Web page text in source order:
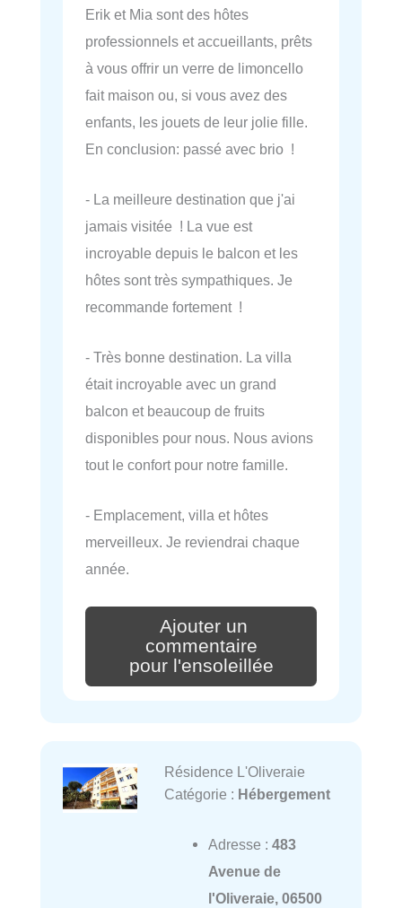
Erik et Mia sont des hôtes
professionnels et accueillants, prêts
à vous offrir un verre de limoncello
fait maison ou, si vous avez des
enfants, les jouets de leur jolie fille.
En conclusion: passé avec brio !
- La meilleure destination que j'ai
jamais visitée ! La vue est
incroyable depuis le balcon et les
hôtes sont très sympathiques. Je
recommande fortement !
- Très bonne destination. La villa
était incroyable avec un grand
balcon et beaucoup de fruits
disponibles pour nous. Nous avions
tout le confort pour notre famille.
- Emplacement, villa et hôtes
merveilleux. Je reviendrai chaque
année.
Ajouter un
commentaire
pour l'ensoleillée
Résidence L'Oliveraie
Catégorie : Hébergement
Adresse : 483
Avenue de
l'Oliveraie, 06500